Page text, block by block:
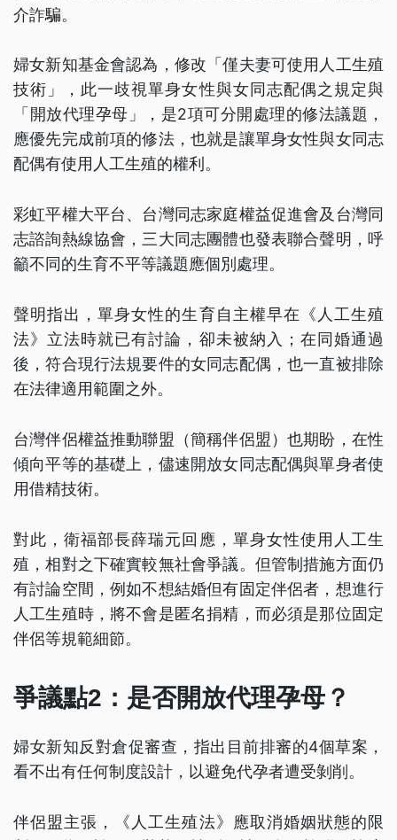
介詐騙。
婦女新知基金會認為，修改「僅夫妻可使用人工生殖
技術」，此一歧視單身女性與女同志配偶之規定與
「開放代理孕母」，是2項可分開處理的修法議題，
應優先完成前項的修法，也就是讓單身女性與女同志
配偶有使用人工生殖的權利。
彩虹平權大平台、台灣同志家庭權益促進會及台灣同
志諮詢熱線協會，三大同志團體也發表聯合聲明，呼
籲不同的生育不平等議題應個別處理。
聲明指出，單身女性的生育自主權早在《人工生殖
法》立法時就已有討論，卻未被納入；在同婚通過
後，符合現行法規要件的女同志配偶，也一直被排除
在法律適用範圍之外。
台灣伴侶權益推動聯盟（簡稱伴侶盟）也期盼，在性
傾向平等的基礎上，儘速開放女同志配偶與單身者使
用借精技術。
對此，衛福部長薛瑞元回應，單身女性使用人工生
殖，相對之下確實較無社會爭議。但管制措施方面仍
有討論空間，例如不想結婚但有固定伴侶者，想進行
人工生殖時，將不會是匿名捐精，而必須是那位固定
伴侶等規範細節。
爭議點2：是否開放代理孕母？
婦女新知反對倉促審查，指出目前排審的4個草案，
看不出有任何制度設計，以避免代孕者遭受剝削。
伴侶盟主張，《人工生殖法》應取消婚姻狀態的限